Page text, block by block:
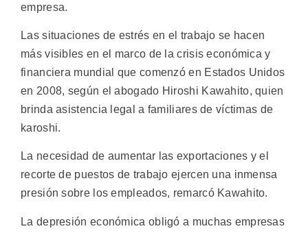
empresa.
Las situaciones de estrés en el trabajo se hacen
más visibles en el marco de la crisis económica y
financiera mundial que comenzó en Estados Unidos
en 2008, según el abogado Hiroshi Kawahito, quien
brinda asistencia legal a familiares de víctimas de
karoshi.
La necesidad de aumentar las exportaciones y el
recorte de puestos de trabajo ejercen una inmensa
presión sobre los empleados, remarcó Kawahito.
La depresión económica obligó a muchas empresas